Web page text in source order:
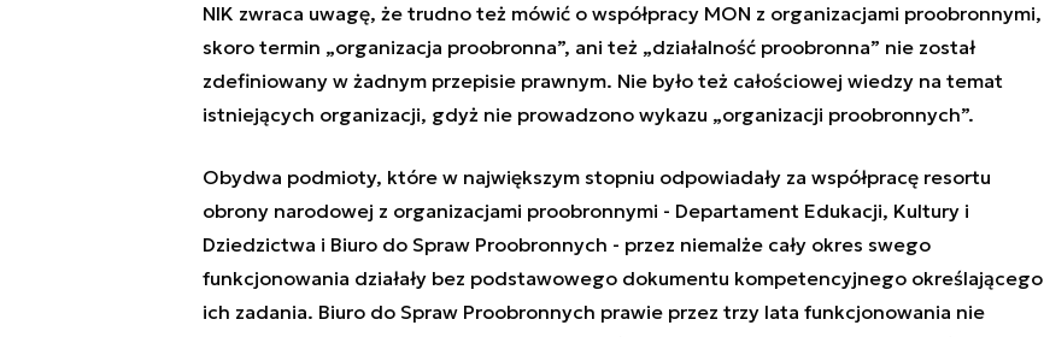
NIK zwraca uwagę, że trudno też mówić o współpracy MON z organizacjami proobronnymi,
skoro termin „organizacja proobronna”, ani też „działalność proobronna” nie został
zdefiniowany w żadnym przepisie prawnym. Nie było też całościowej wiedzy na temat
istniejących organizacji, gdyż nie prowadzono wykazu „organizacji proobronnych”.
Obydwa podmioty, które w największym stopniu odpowiadały za współpracę resortu
obrony narodowej z organizacjami proobronnymi - Departament Edukacji, Kultury i
Dziedzictwa i Biuro do Spraw Proobronnych - przez niemalże cały okres swego
funkcjonowania działały bez podstawowego dokumentu kompetencyjnego określającego
ich zadania. Biuro do Spraw Proobronnych prawie przez trzy lata funkcjonowania nie